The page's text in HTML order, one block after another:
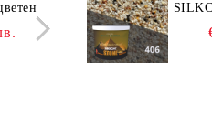
SAVONA
светло сив